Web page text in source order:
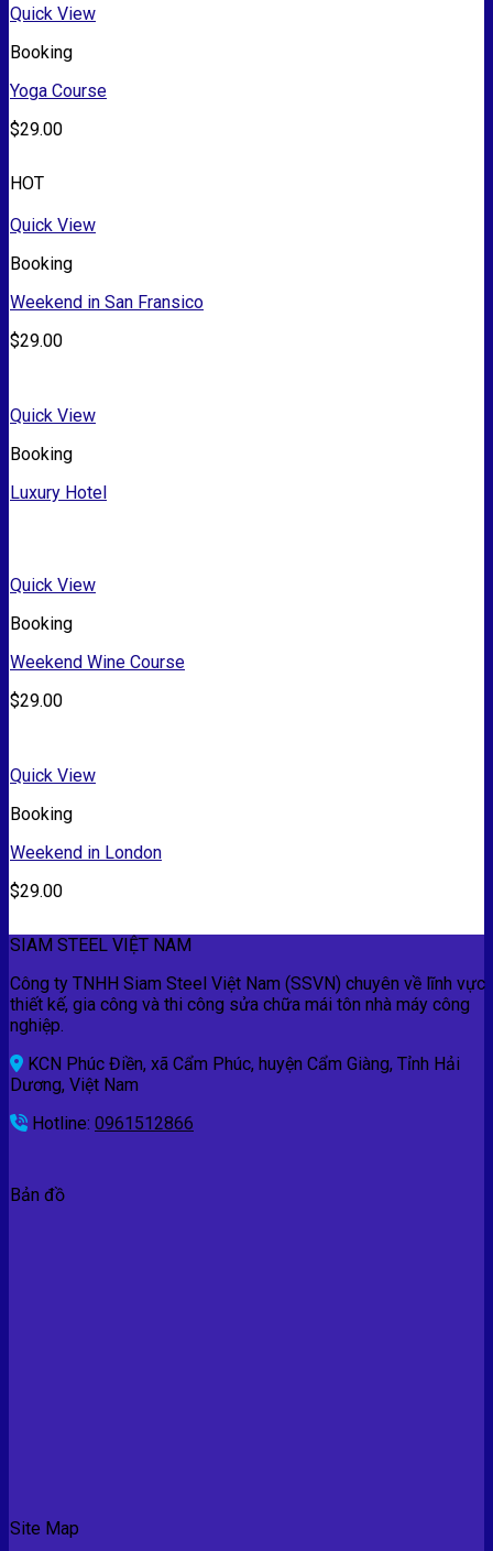
Quick View
Booking
Yoga Course
$29.00
HOT
Quick View
Booking
Weekend in San Fransico
$29.00
Quick View
Booking
Luxury Hotel
Quick View
Booking
Weekend Wine Course
$29.00
Quick View
Booking
Weekend in London
$29.00
SIAM STEEL VIỆT NAM
Công ty TNHH Siam Steel Việt Nam (SSVN) chuyên về lĩnh vực
thiết kế, gia công và thi công sửa chữa mái tôn nhà máy công
nghiệp.
KCN Phúc Điền, xã Cẩm Phúc, huyện Cẩm Giàng, Tỉnh Hải
Dương, Việt Nam
Hotline: 0961512866
Bản đồ
Site Map